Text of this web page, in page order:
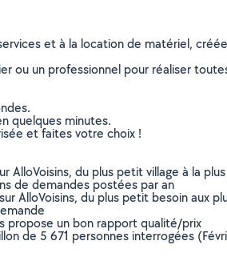
et à la location de matériel,
ou un professionnel pour réaliser
quelques minutes.
et faites votre choix !
du plus petit village à la
de demandes postées par an
AlloVoisins, du plus petit besoin aux
propose un bon rapport qualité/prix
de 5 671 personnes interrogées